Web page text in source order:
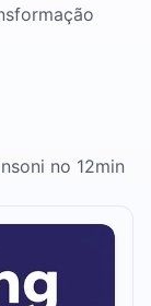
no 12min